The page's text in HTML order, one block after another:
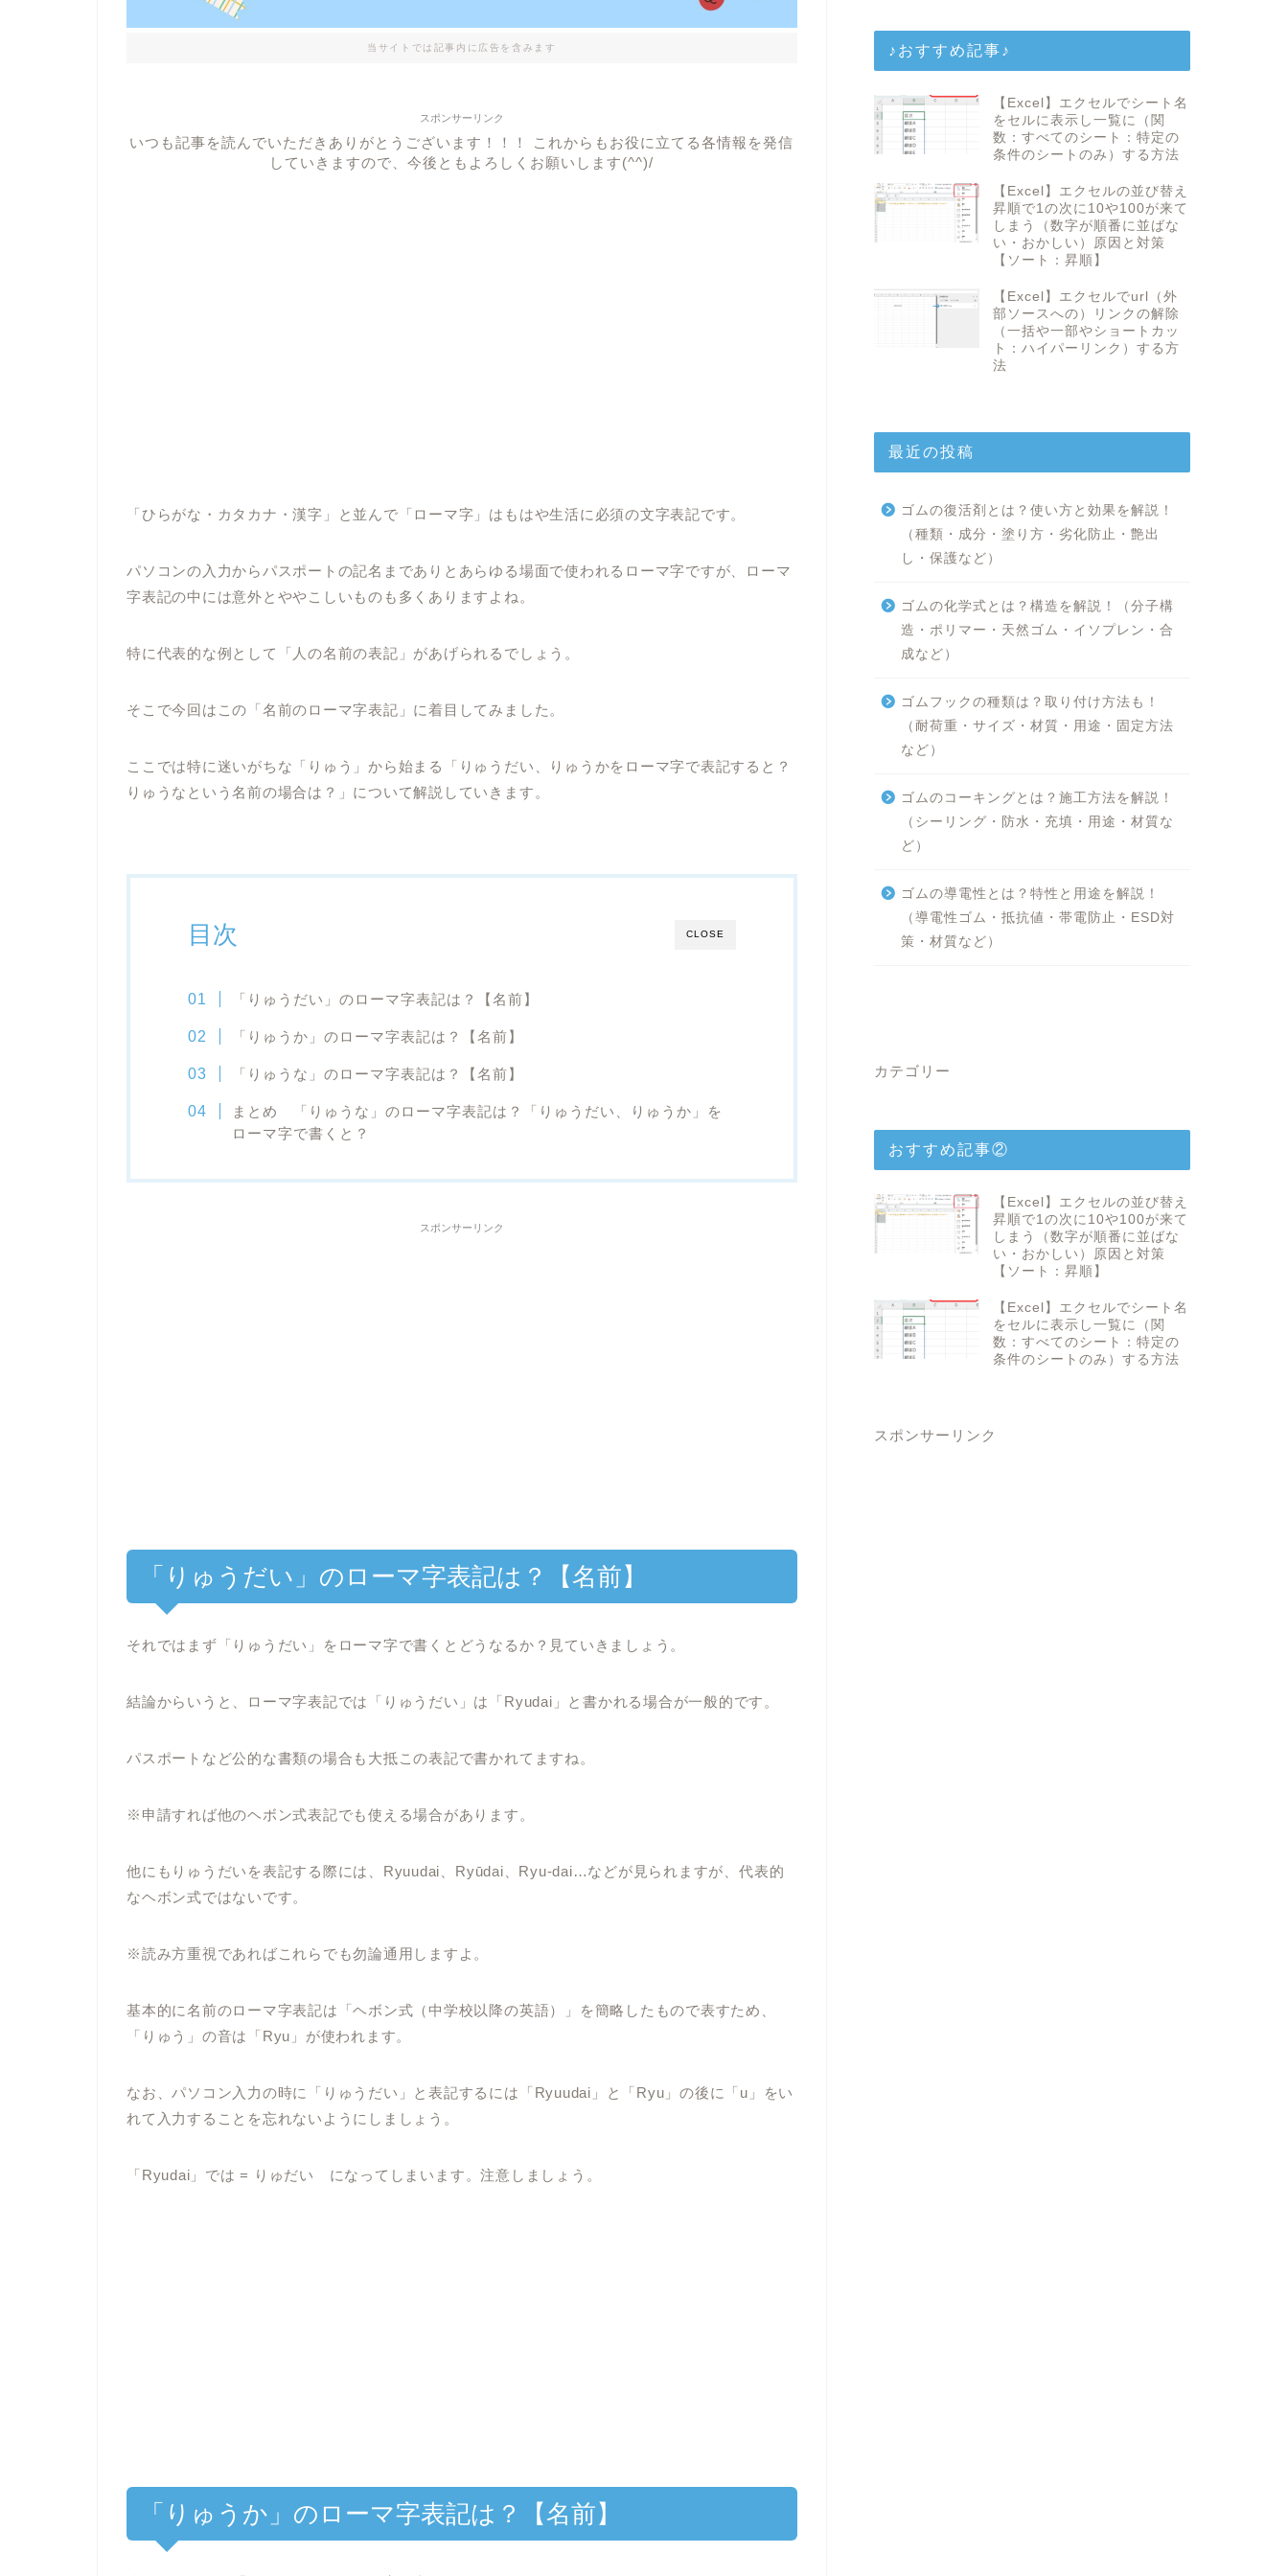
当サイトでは記事内に広告を含みます
スポンサーリンク
いつも記事を読んでいただきありがとうございます！！！ これからもお役に立てる各情報を発信
していきますので、今後ともよろしくお願いします(^^)/
「ひらがな・カタカナ・漢字」と並んで「ローマ字」はもはや生活に必須の文字表記です。
パソコンの入力からパスポートの記名までありとあらゆる場面で使われるローマ字ですが、ローマ
字表記の中には意外とややこしいものも多くありますよね。
特に代表的な例として「人の名前の表記」があげられるでしょう。
そこで今回はこの「名前のローマ字表記」に着目してみました。
ここでは特に迷いがちな「りゅう」から始まる「りゅうだい、りゅうかをローマ字で表記すると？
りゅうなという名前の場合は？」について解説していきます。
CLOSE
目次
「りゅうだい」のローマ字表記は？【名前】
「りゅうか」のローマ字表記は？【名前】
「りゅうな」のローマ字表記は？【名前】
まとめ 「りゅうな」のローマ字表記は？「りゅうだい、りゅうか」を
ローマ字で書くと？
スポンサーリンク
「りゅうだい」のローマ字表記は？【名前】
それではまず「りゅうだい」をローマ字で書くとどうなるか？見ていきましょう。
結論からいうと、ローマ字表記では「りゅうだい」は「Ryudai」と書かれる場合が一般的です。
パスポートなど公的な書類の場合も大抵この表記で書かれてますね。
※申請すれば他のヘボン式表記でも使える場合があります。
他にもりゅうだいを表記する際には、Ryuudai、Ryūdai、Ryu-dai…などが見られますが、代表的
なヘボン式ではないです。
※読み方重視であればこれらでも勿論通用しますよ。
基本的に名前のローマ字表記は「ヘボン式（中学校以降の英語）」を簡略したもので表すため、
「りゅう」の音は「Ryu」が使われます。
なお、パソコン入力の時に「りゅうだい」と表記するには「Ryuudai」と「Ryu」の後に「u」をい
れて入力することを忘れないようにしましょう。
「Ryudai」では = りゅだい になってしまいます。注意しましょう。
「りゅうか」のローマ字表記は？【名前】
♪おすすめ記事♪
【Excel】エクセルでシート名
をセルに表示し一覧に（関
数：すべてのシート：特定の
条件のシートのみ）する方法
【Excel】エクセルの並び替え
昇順で1の次に10や100が来て
しまう（数字が順番に並ばな
い・おかしい）原因と対策
【ソート：昇順】
【Excel】エクセルでurl（外
部ソースへの）リンクの解除
（一括や一部やショートカッ
ト：ハイパーリンク）する方
法
最近の投稿
ゴムの復活剤とは？使い方と効果を解説！
（種類・成分・塗り方・劣化防止・艶出
し・保護など）
ゴムの化学式とは？構造を解説！（分子構
造・ポリマー・天然ゴム・イソプレン・合
成など）
ゴムフックの種類は？取り付け方法も！
（耐荷重・サイズ・材質・用途・固定方法
など）
ゴムのコーキングとは？施工方法を解説！
（シーリング・防水・充填・用途・材質な
ど）
ゴムの導電性とは？特性と用途を解説！
（導電性ゴム・抵抗値・帯電防止・ESD対
策・材質など）
カテゴリー
おすすめ記事②
【Excel】エクセルの並び替え
昇順で1の次に10や100が来て
しまう（数字が順番に並ばな
い・おかしい）原因と対策
【ソート：昇順】
【Excel】エクセルでシート名
をセルに表示し一覧に（関
数：すべてのシート：特定の
条件のシートのみ）する方法
スポンサーリンク